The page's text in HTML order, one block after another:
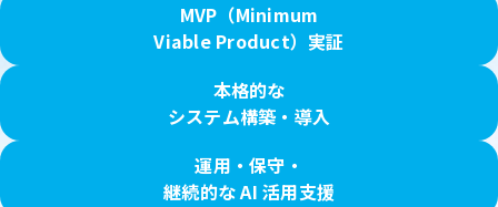
MVP（Minimum
Viable Product）実証
本格的な
システム構築・導入
運用・保守・
継続的な AI 活用支援